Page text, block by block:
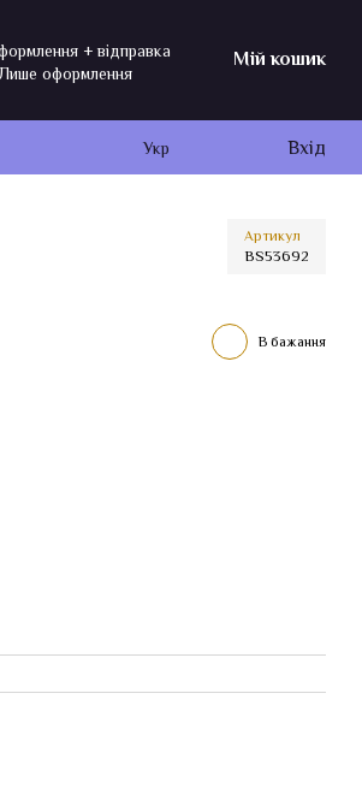
+ відправка
оформлення
Мій кошик
Укр Вхід
Артикул
BS53692
В бажання